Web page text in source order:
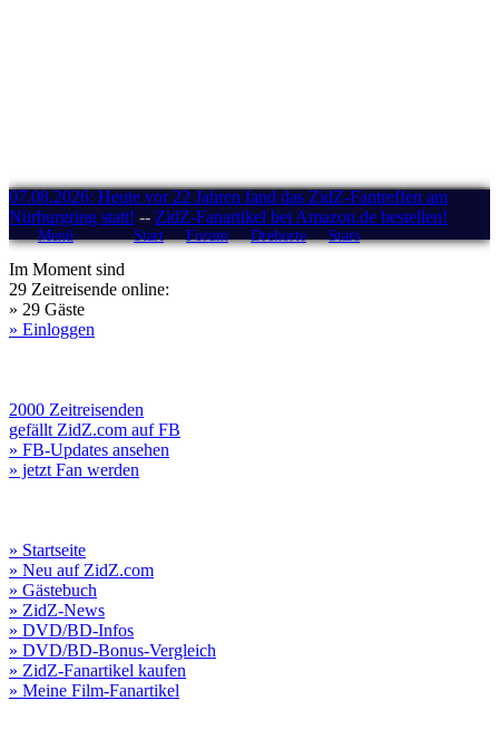
07.08.2026: Heute vor 22 Jahren fand das ZidZ-Fantreffen am
Nürburgring statt! -- ZidZ-Fanartikel bei Amazon.de bestellen!
Menü Start Forum Drehorte Stars
Im Moment sind
29 Zeitreisende online:
» 29 Gäste
» Einloggen
2000 Zeitreisenden
gefällt ZidZ.com auf FB
» FB-Updates ansehen
» jetzt Fan werden
» Startseite
» Neu auf ZidZ.com
» Gästebuch
» ZidZ-News
» DVD/BD-Infos
» DVD/BD-Bonus-Vergleich
» ZidZ-Fanartikel kaufen
» Meine Film-Fanartikel